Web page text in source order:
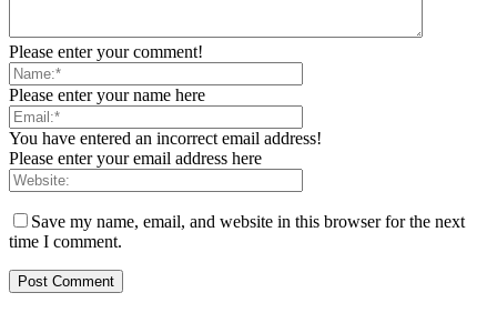
Please enter your comment!
Please enter your name here
You have entered an incorrect email address!
Please enter your email address here
Save my name, email, and website in this browser for the next
time I comment.